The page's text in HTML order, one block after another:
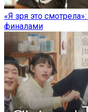
«Я зря это
финалами